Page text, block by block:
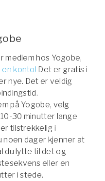
medlem hos Yogobe,
konto! Det er gratis i
nye. Det er veldig
på Yogobe, velg
30 minutter lange
tilstrekkelig i
noen dager kjenner at
du lytte til det og
eller en
i stede.